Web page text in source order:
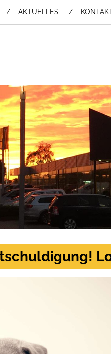
AKTUELLES